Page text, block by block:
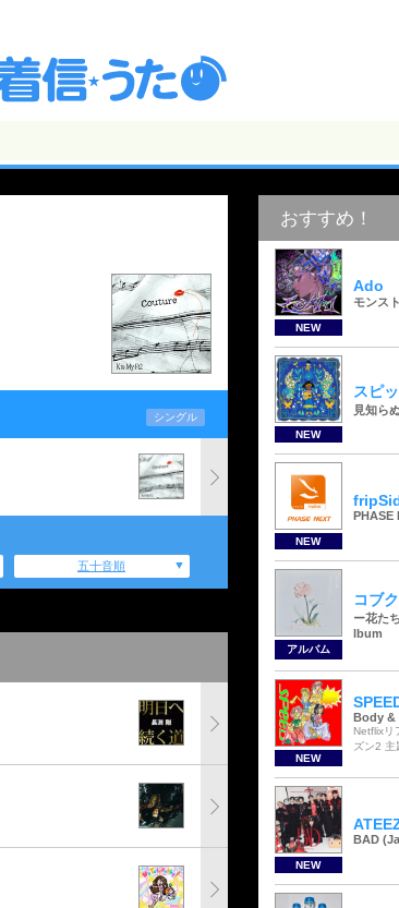
シングル
五十音順
おすすめ！
NEW
Ado
モンス
NEW
スピ
見知ら
NEW
PHASE
アルバム
コブ
ー花た
lbum
NEW
Body &
Netflixリ
ズン2 主
NEW
BAD